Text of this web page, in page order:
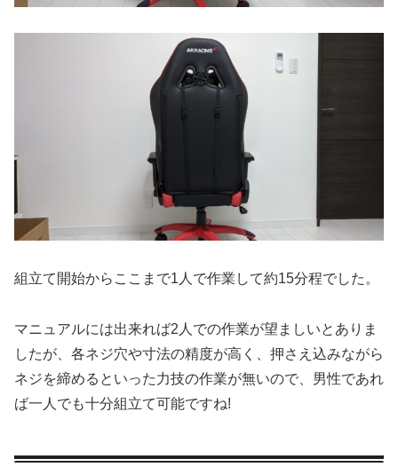
組立て開始からここまで1人で作業して約15分程でした。
マニュアルには出来れば2人での作業が望ましいとありま
したが、各ネジ穴や寸法の精度が高く、押さえ込みながら
ネジを締めるといった力技の作業が無いので、男性であれ
ば一人でも十分組立て可能ですね!